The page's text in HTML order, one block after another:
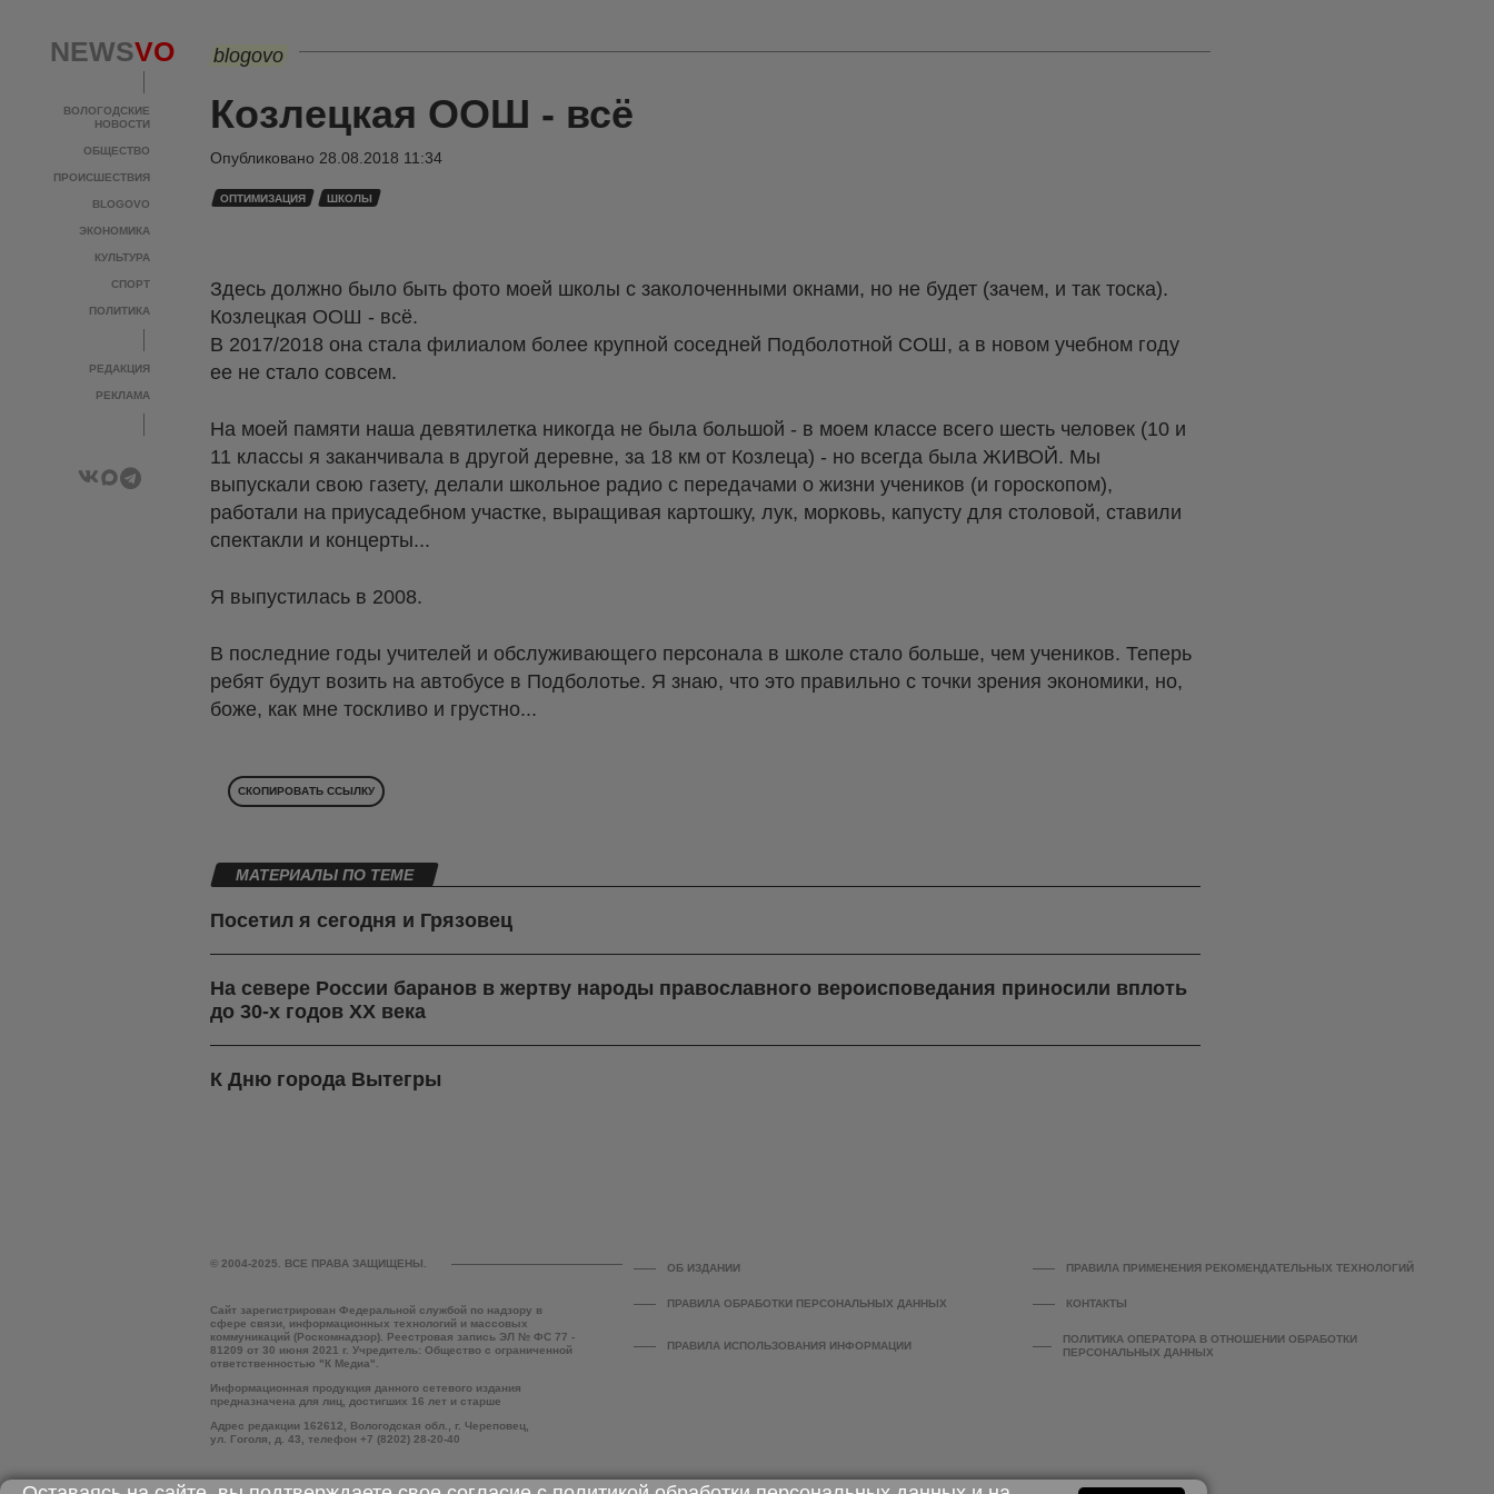
NEWSVO
ВОЛОГОДСКИЕ
НОВОСТИ
ОБЩЕСТВО
ПРОИСШЕСТВИЯ
BLOGOVO
ЭКОНОМИКА
КУЛЬТУРА
СПОРТ
ПОЛИТИКА
РЕДАКЦИЯ
РЕКЛАМА
blogovo
Козлецкая ООШ - всё
Опубликовано 28.08.2018 11:34
ОПТИМИЗАЦИЯ ШКОЛЫ
Здесь должно было быть фото моей школы с заколоченными окнами, но не будет (зачем, и так тоска).
Козлецкая ООШ - всё.
В 2017/2018 она стала филиалом более крупной соседней Подболотной СОШ, а в новом учебном году
ее не стало совсем.
На моей памяти наша девятилетка никогда не была большой - в моем классе всего шесть человек (10 и
11 классы я заканчивала в другой деревне, за 18 км от Козлеца) - но всегда была ЖИВОЙ. Мы
выпускали свою газету, делали школьное радио с передачами о жизни учеников (и гороскопом),
работали на приусадебном участке, выращивая картошку, лук, морковь, капусту для столовой, ставили
спектакли и концерты...
Я выпустилась в 2008.
В последние годы учителей и обслуживающего персонала в школе стало больше, чем учеников. Теперь
ребят будут возить на автобусе в Подболотье. Я знаю, что это правильно с точки зрения экономики, но,
боже, как мне тоскливо и грустно...
СКОПИРОВАТЬ ССЫЛКУ
МАТЕРИАЛЫ ПО ТЕМЕ
Посетил я сегодня и Грязовец
На севере России баранов в жертву народы православного вероисповедания приносили вплоть
до 30-х годов ХХ века
К Дню города Вытегры
© 2004-2025. ВСЕ ПРАВА ЗАЩИЩЕНЫ.
Сайт зарегистрирован Федеральной службой по надзору в
сфере связи, информационных технологий и массовых
коммуникаций (Роскомнадзор). Реестровая запись ЭЛ № ФС 77 -
81209 от 30 июня 2021 г. Учредитель: Общество с ограниченной
ответственностью "К Медиа".
Информационная продукция данного сетевого издания
предназначена для лиц, достигших 16 лет и старше
Адрес редакции 162612, Вологодская обл., г. Череповец,
ул. Гоголя, д. 43, телефон +7 (8202) 28-20-40
ОБ ИЗДАНИИ ПРАВИЛА ПРИМЕНЕНИЯ РЕКОМЕНДАТЕЛЬНЫХ ТЕХНОЛОГИЙ
ПРАВИЛА ОБРАБОТКИ ПЕРСОНАЛЬНЫХ ДАННЫХ КОНТАКТЫ
ПРАВИЛА ИСПОЛЬЗОВАНИЯ ИНФОРМАЦИИ
ПОЛИТИКА ОПЕРАТОРА В ОТНОШЕНИИ ОБРАБОТКИ
ПЕРСОНАЛЬНЫХ ДАННЫХ